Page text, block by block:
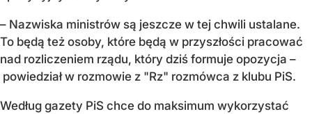
– Nazwiska ministrów są jeszcze w tej chwili ustalane.
To będą też osoby, które będą w przyszłości pracować
nad rozliczeniem rządu, który dziś formuje opozycja –
powiedział w rozmowie z "Rz" rozmówca z klubu PiS.
Według gazety PiS chce do maksimum wykorzystać